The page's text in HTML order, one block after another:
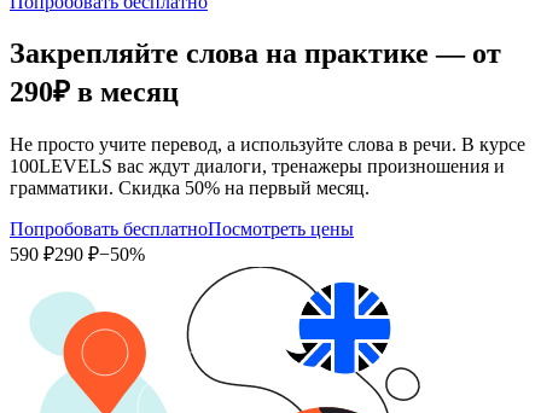
Закрепляйте слова на практике — от
290₽ в месяц
Не просто учите перевод, а используйте слова в речи. В курсе
100LEVELS вас ждут диалоги, тренажеры произношения и
грамматики. Скидка 50% на первый месяц.
Попробовать бесплатноПосмотреть цены
590 ₽290 ₽−50%